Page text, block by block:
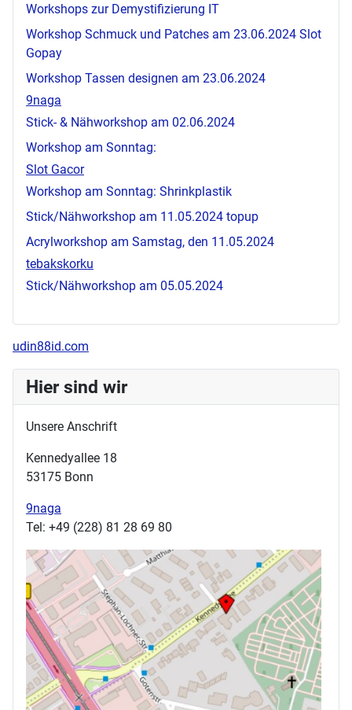
Workshops zur Demystifizierung IT
Workshop Schmuck und Patches am 23.06.2024 Slot
Gopay
Workshop Tassen designen am 23.06.2024
9naga
Stick- & Nähworkshop am 02.06.2024
Workshop am Sonntag:
Slot Gacor
Workshop am Sonntag: Shrinkplastik
Stick/Nähworkshop am 11.05.2024 topup
Acrylworkshop am Samstag, den 11.05.2024
tebakskorku
Stick/Nähworkshop am 05.05.2024
udin88id.com
Hier sind wir
Unsere Anschrift
Kennedyallee 18
53175 Bonn
9naga
Tel: +49 (228) 81 28 69 80